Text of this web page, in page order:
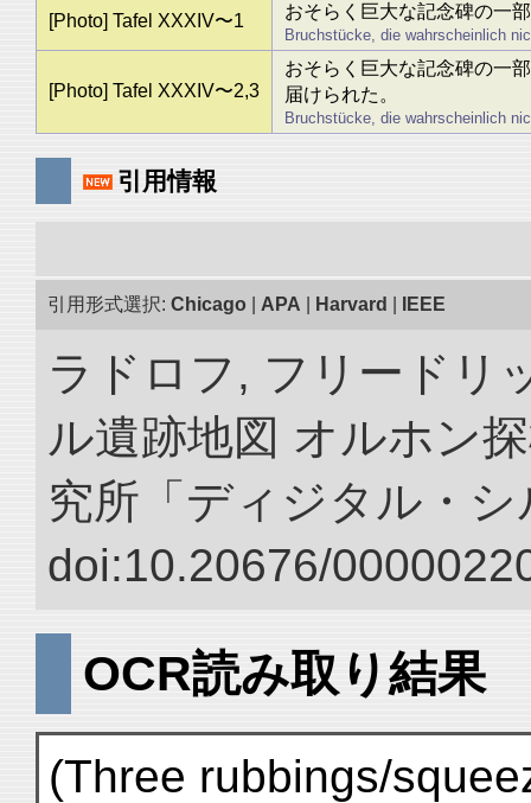
[Photo] Tafel XXXIV〜1 おそらく巨大な記念碑の一
Bruchstücke, die wahrscheinlich
[Photo] Tafel XXXIV〜2,3
おそらく巨大な記念碑の一
届けられた。
Bruchstücke, die wahrscheinlich
引用情報
引用形式選択: Chicago APA Harvard IEEE
ラドロフ, フリードリ
ル遺跡地図 オルホン
究所「ディジタル・
doi:10.20676/
OCR読み取り結果
(Three rubbings/